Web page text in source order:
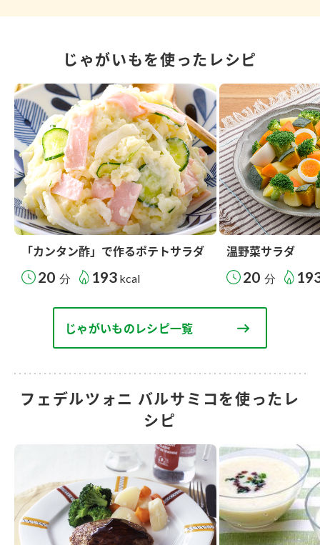
じゃがいもを使ったレシピ
「カンタン酢」で作るポテトサラダ
20 分 193 kcal
温野菜サラダ
20 分
じゃがいものレシピ一覧
フェデルツォニ バルサミコを使ったレ
シピ